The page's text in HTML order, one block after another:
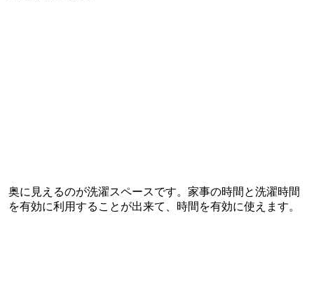
奥に見えるのが洗濯スペースです。家事の時間と洗濯時間
を有効に利用することが出来て、時間を有効に使えます。